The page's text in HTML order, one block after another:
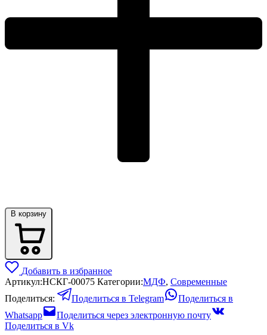
В корзину
Добавить в избранное
Артикул:НСКГ-00075 Категории:МДФ, Современные
Поделиться:
Поделиться в Telegram
Поделиться в
Whatsapp
Поделиться через электронную почту
Поделиться в Vk